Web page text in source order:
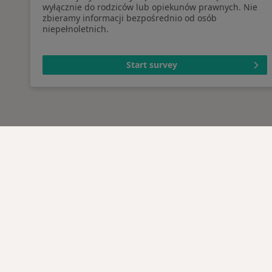
wyłącznie do rodziców lub opiekunów prawnych. Nie
zbieramy informacji bezpośrednio od osób
niepełnoletnich.
Start survey